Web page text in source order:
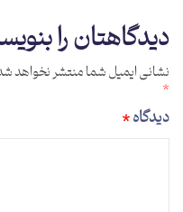
دیدگاهتان را
نشانی ایمیل شما منتشر نخواهد شد.
دیدگاه*